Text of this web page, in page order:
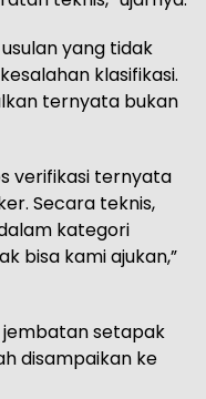
yang tidak
klasifikasi.
ternyata bukan
verifikasi ternyata
Secara teknis,
kategori
bisa kami ajukan,”
jembatan setapak
disampaikan ke